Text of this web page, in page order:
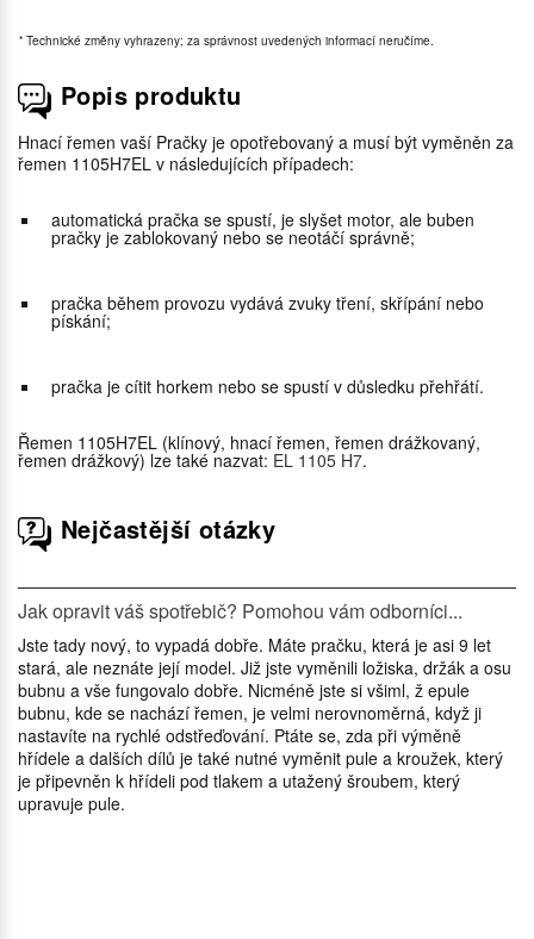
* Technické změny vyhrazeny; za správnost uvedených informací neručíme.
Popis produktu
Hnací řemen vaší Pračky je opotřebovaný a musí být vyměněn za
řemen 1105H7EL v následujících případech:
automatická pračka se spustí, je slyšet motor, ale buben
pračky je zablokovaný nebo se neotáčí správně;
pračka během provozu vydává zvuky tření, skřípání nebo
pískání;
pračka je cítit horkem nebo se spustí v důsledku přehřátí.
Řemen 1105H7EL (klínový, hnací řemen, řemen drážkovaný,
řemen drážkový) lze také nazvat: EL 1105 H7.
Nejčastější otázky
Jak opravit váš spotřebič? Pomohou vám odborníci...
Jste tady nový, to vypadá dobře. Máte pračku, která je asi 9 let
stará, ale neznáte její model. Již jste vyměnili ložiska, držák a osu
bubnu a vše fungovalo dobře. Nicméně jste si všiml, ž epule
bubnu, kde se nachází řemen, je velmi nerovnoměrná, když ji
nastavíte na rychlé odstřeďování. Ptáte se, zda při výměně
hřídele a dalších dílů je také nutné vyměnit pule a kroužek, který
je připevněn k hřídeli pod tlakem a utažený šroubem, který
upravuje pule.